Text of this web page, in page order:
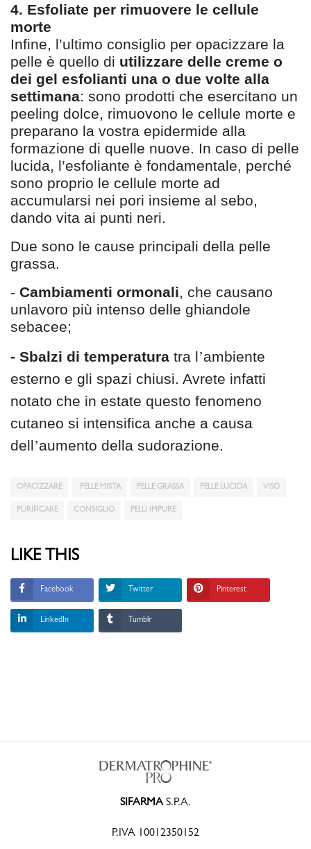
4. Esfoliate per rimuovere le cellule
morte
Infine, l’ultimo consiglio per opacizzare la
pelle è quello di utilizzare delle creme o
dei gel esfolianti una o due volte alla
settimana: sono prodotti che esercitano un
peeling dolce, rimuovono le cellule morte e
preparano la vostra epidermide alla
formazione di quelle nuove. In caso di pelle
lucida, l’esfoliante è fondamentale, perché
sono proprio le cellule morte ad
accumularsi nei pori insieme al sebo,
dando vita ai punti neri.
Due sono le cause principali della pelle
grassa.
- Cambiamenti ormonali, che causano
unlavoro più intenso delle ghiandole
sebacee;
- Sbalzi di temperatura tra l’ambiente
esterno e gli spazi chiusi. Avrete infatti
notato che in estate questo fenomeno
cutaneo si intensifica anche a causa
dell’aumento della sudorazione.
OPACIZZARE PELLE MISTA PELLE GRASSA PELLE LUCIDA VISO
PURIFICARE CONSIGLIO PELLI IMPURE
LIKE THIS
Facebook Twitter Pinterest
LinkedIn Tumblr
SIFARMAS.P.A.
P.IVA 10012350152